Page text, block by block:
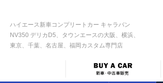
ハイエース新車コンプリートカー キャラバン
NV350 デリカD5、タウンエースの大阪、横浜、
東京、千葉、名古屋、福岡カスタム専門店